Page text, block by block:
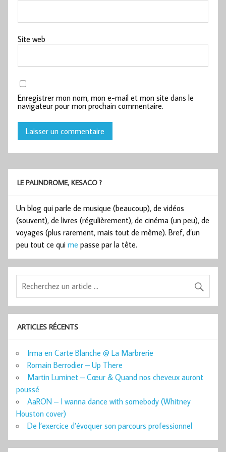
Site web
Enregistrer mon nom, mon e-mail et mon site dans le
navigateur pour mon prochain commentaire.
LE PALINDROME, KESACO ?
Un blog qui parle de musique (beaucoup), de vidéos
(souvent), de livres (régulièrement), de cinéma (un peu), de
voyages (plus rarement, mais tout de même). Bref, d’un
peu tout ce qui me passe par la tête.
ARTICLES RÉCENTS
Irma en Carte Blanche @ La Marbrerie
Romain Berrodier – Up There
Martin Luminet – Cœur & Quand nos cheveux auront
poussé
AaRON – I wanna dance with somebody (Whitney
Houston cover)
De l’exercice d’évoquer son parcours professionnel